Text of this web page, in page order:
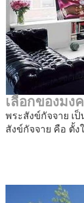
เลือกของมง
พระสังข์กัจจาย เ
สังข์กัจจาย คือ ตั้งใ